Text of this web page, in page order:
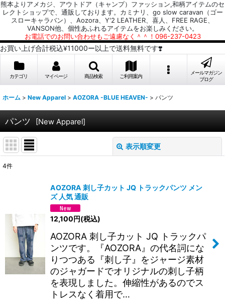
熊本よりアメカジ、アウトドア（キャンプ）ファッション,和柄アイテムのセ
レクトショップで、通販しております。カミナリ、go slow caravan（ゴー
スローキャラバン）、Aozora、Y'2 LEATHER、喜人、FREE RAGE、
VANSON他、個性あふれるアイテムをお楽しみください。
お電話でのお問い合わせもご遠慮なく＾＾！096-237-0423
お買い上げ合計税込¥11000ー以上で送料無料です❣️
カテゴリ マイページ 商品検索 ご利用案内
メールマガジン
ブログ
ホーム > New Apparel > AOZORA -BLUE HEAVEN- > パンツ
パンツ [New Apparel]
表示順変更
4件
AOZORA 刺し子カット JQ トラックパンツ メン
ズ 人気 通販
12,100円(税込)
AOZORA 刺し子カット JQ トラックパ
ンツです。『AOZORA』の代名詞にな
りつつある『刺し子』をジャージ素材
のジャガードでオリジナルの刺し子柄
を表現しました。伸縮性があるのでス
トレスなく着用で…